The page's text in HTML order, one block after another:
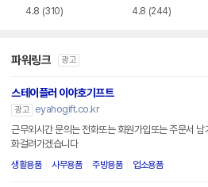
4.8 (310) 4.8 (244)
파워링크 광고
스테이플러 이야호기프트
광고
eyahogift.co.kr
근무외시간 문의는 전화또는 회원가입또는 주문서 남
화걸려가겠습니다
생활용품 사무용품 주방용품 업소용품